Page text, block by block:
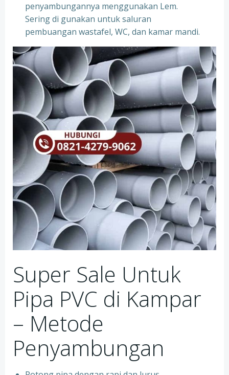
penyambungannya menggunakan Lem.
Sering di gunakan untuk saluran
pembuangan wastafel, WC, dan kamar mandi.
Super Sale Untuk
Pipa PVC di Kampar
– Metode
Penyambungan